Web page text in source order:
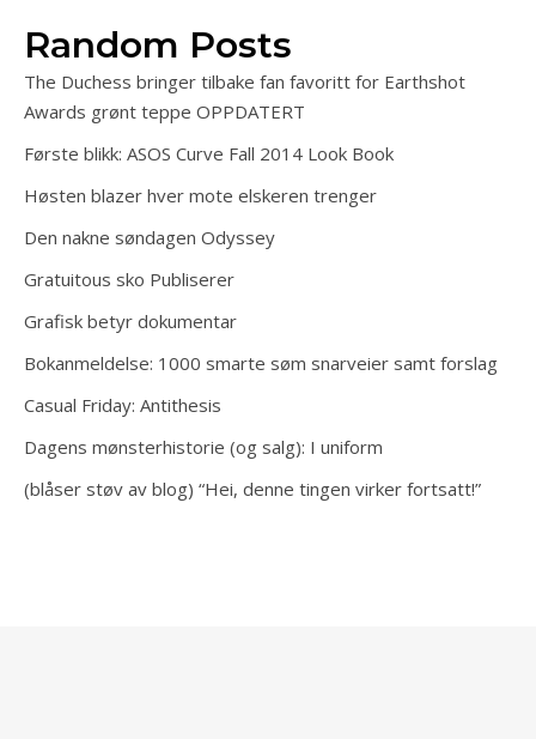
Random Posts
The Duchess bringer tilbake fan favoritt for Earthshot
Awards grønt teppe OPPDATERT
Første blikk: ASOS Curve Fall 2014 Look Book
Høsten blazer hver mote elskeren trenger
Den nakne søndagen Odyssey
Gratuitous sko Publiserer
Grafisk betyr dokumentar
Bokanmeldelse: 1000 smarte søm snarveier samt forslag
Casual Friday: Antithesis
Dagens mønsterhistorie (og salg): I uniform
(blåser støv av blog) “Hei, denne tingen virker fortsatt!”